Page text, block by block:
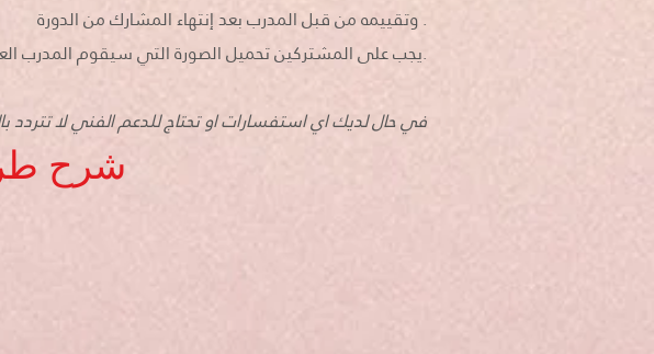
وتقييمه من قبل المدرب بعد إنتهاء المشارك من الدورة .
يجب على المشتركين تحميل الصورة التي سيقوم المدرب العمل عليها لكي يتسنى لهم العمل خطوة بخطوة مع المدرب.
في حال لديك اي استفسارات او تحتاج للدعم الفني لا تتردد
شرح